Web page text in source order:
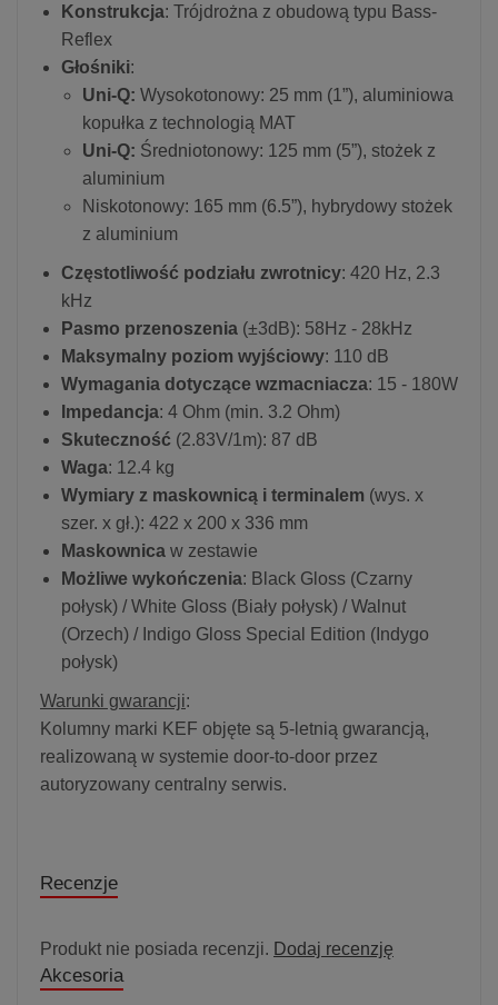
Konstrukcja: Trójdrożna z obudową typu Bass-
Reflex
Głośniki:
Uni-Q: Wysokotonowy: 25 mm (1”), aluminiowa
kopułka z technologią MAT
Uni-Q: Średniotonowy: 125 mm (5”), stożek z
aluminium
Niskotonowy: 165 mm (6.5”), hybrydowy stożek
z aluminium
Częstotliwość podziału zwrotnicy: 420 Hz, 2.3
kHz
Pasmo przenoszenia (±3dB): 58Hz - 28kHz
Maksymalny poziom wyjściowy: 110 dB
Wymagania dotyczące wzmacniacza: 15 - 180W
Impedancja: 4 Ohm (min. 3.2 Ohm)
Skuteczność (2.83V/1m): 87 dB
Waga: 12.4 kg
Wymiary z maskownicą i terminalem (wys. x
szer. x gł.): 422 x 200 x 336 mm
Maskownica w zestawie
Możliwe wykończenia: Black Gloss (Czarny
połysk) / White Gloss (Biały połysk) / Walnut
(Orzech) / Indigo Gloss Special Edition (Indygo
połysk)
Warunki gwarancji:
Kolumny marki KEF objęte są 5-letnią gwarancją,
realizowaną w systemie door-to-door przez
autoryzowany centralny serwis.
Recenzje
Produkt nie posiada recenzji. Dodaj recenzję
Akcesoria